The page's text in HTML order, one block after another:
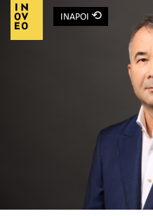
Main Navigation
INAPOI ⟲
Search: